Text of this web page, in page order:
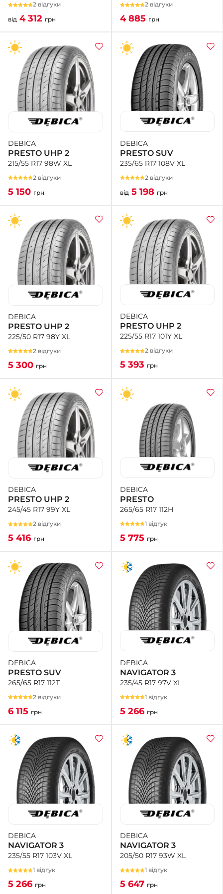
2 відгуки
від 4 312 грн
2 відгуки
4 885 грн
DEBICA
PRESTO UHP 2
215/55 R17 98W XL
2 відгуки
5 150 грн
DEBICA
PRESTO SUV
235/65 R17 108V XL
2 відгуки
від 5 198 грн
DEBICA
PRESTO UHP 2
225/50 R17 98Y XL
2 відгуки
5 300 грн
DEBICA
PRESTO UHP 2
225/55 R17 101Y XL
2 відгуки
5 393 грн
DEBICA
PRESTO UHP 2
245/45 R17 99Y XL
2 відгуки
5 416 грн
DEBICA
PRESTO
265/65 R17 112H
1 відгук
5 775 грн
DEBICA
PRESTO SUV
265/65 R17 112T
2 відгуки
6 115 грн
DEBICA
NAVIGATOR 3
235/45 R17 97V XL
1 відгук
5 266 грн
DEBICA
NAVIGATOR 3
235/55 R17 103V XL
1 відгук
5 266 грн
DEBICA
NAVIGATOR 3
205/50 R17 93W XL
1 відгук
5 647 грн